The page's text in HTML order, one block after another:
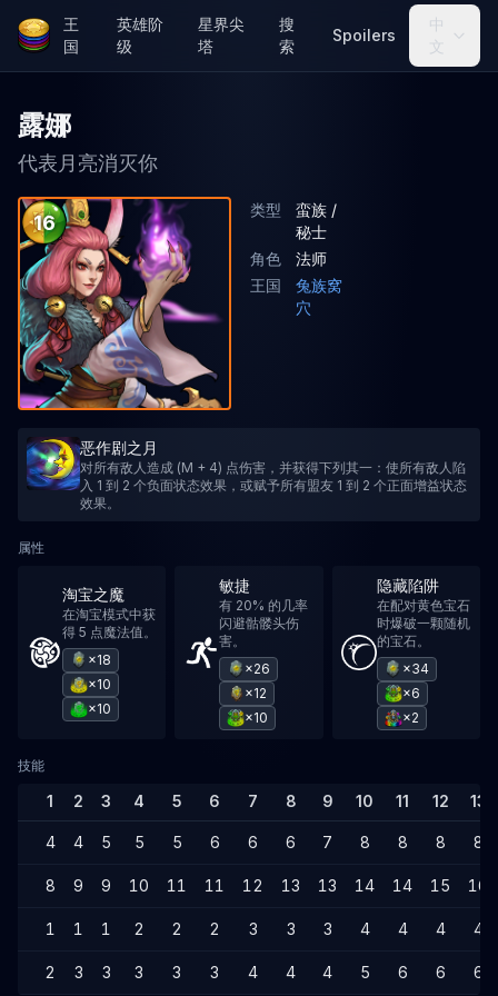
王
国
英雄阶
级
星界尖
塔
搜
索
Spoilers
中
文
露娜
代表月亮消灭你
16
类型
蛮族 /
秘士
角色
法师
王国
兔族窝
穴
恶作剧之月
对所有敌人造成 (M + 4) 点伤害，并获得下列其一：使所有敌人陷
入 1 到 2 个负面状态效果，或赋予所有盟友 1 到 2 个正面增益状态
效果。
属性
淘宝之魔
在淘宝模式中获
得 5 点魔法值。
×18
×10
×10
敏捷
有 20% 的几率
闪避骷髅头伤
害。
×26
×12
×10
隐藏陷阱
在配对黄色宝石
时爆破一颗随机
的宝石。
×34
×6
×2
技能
1 2 3 4 5 6 7 8 9 10 11 12 13
4 4 5 5 5 6 6 6 7 8 8 8 8
8 9 9 10 11 11 12 13 13 14 14 15 16
1 1 1 2 2 2 3 3 3 4 4 4 4
2 3 3 3 3 3 4 4 4 5 6 6 6